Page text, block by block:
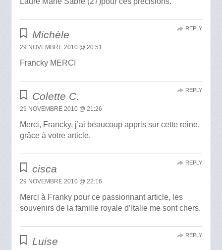
Michèle
29 NOVEMBRE 2010 @ 20:51
Francky MERCI
REPLY
Colette C.
29 NOVEMBRE 2010 @ 21:26
Merci, Francky, j’ai beaucoup appris sur cette reine,
grâce à votre article.
REPLY
cisca
29 NOVEMBRE 2010 @ 22:16
Merci à Franky pour ce passionnant article, les
souvenirs de la famille royale d’Italie me sont chers.
REPLY
Luise
REPLY